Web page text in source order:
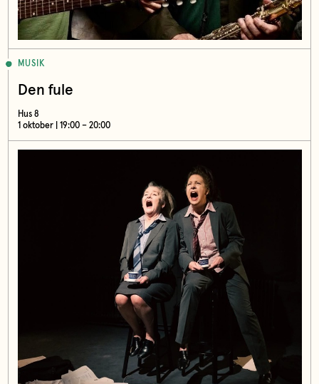
MUSIK
Den fule
Hus 8
1 oktober | 19:00 – 20:00